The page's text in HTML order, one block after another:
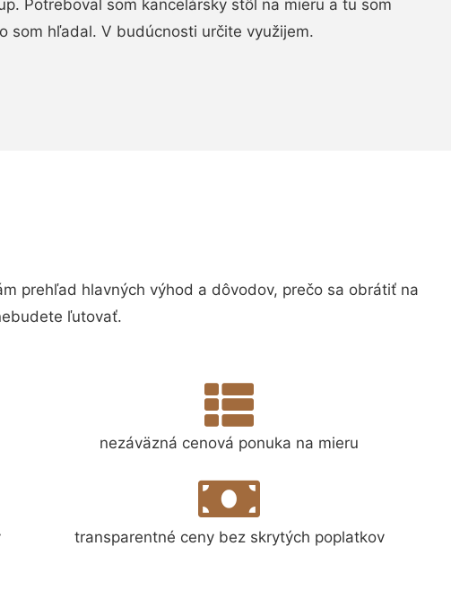
Potreboval som kancelársky stôl na mieru a tu som
som hľadal. V budúcnosti určite využijem.
prehľad hlavných výhod a dôvodov, prečo sa obrátiť na
ľutovať.
nezáväzná cenová ponuka na mieru
transparentné ceny bez skrytých poplatkov